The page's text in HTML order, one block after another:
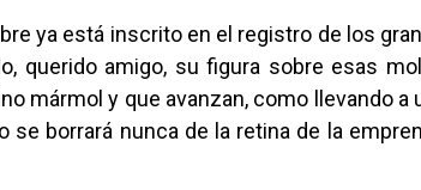
ya está inscrito en el registro de los
querido amigo, su figura sobre esas
mármol y que avanzan, como llevando a
se borrará nunca de la retina de la